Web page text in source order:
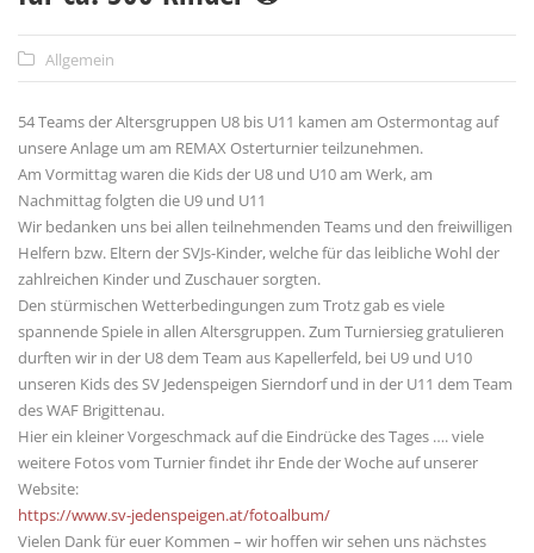
Allgemein
54 Teams der Altersgruppen U8 bis U11 kamen am Ostermontag auf
unsere Anlage um am REMAX Osterturnier teilzunehmen.
Am Vormittag waren die Kids der U8 und U10 am Werk, am
Nachmittag folgten die U9 und U11
Wir bedanken uns bei allen teilnehmenden Teams und den freiwilligen
Helfern bzw. Eltern der SVJs-Kinder, welche für das leibliche Wohl der
zahlreichen Kinder und Zuschauer sorgten.
Den stürmischen Wetterbedingungen zum Trotz gab es viele
spannende Spiele in allen Altersgruppen. Zum Turniersieg gratulieren
durften wir in der U8 dem Team aus Kapellerfeld, bei U9 und U10
unseren Kids des SV Jedenspeigen Sierndorf und in der U11 dem Team
des WAF Brigittenau.
Hier ein kleiner Vorgeschmack auf die Eindrücke des Tages …. viele
weitere Fotos vom Turnier findet ihr Ende der Woche auf unserer
Website:
https://www.sv-jedenspeigen.at/fotoalbum/
Vielen Dank für euer Kommen – wir hoffen wir sehen uns nächstes